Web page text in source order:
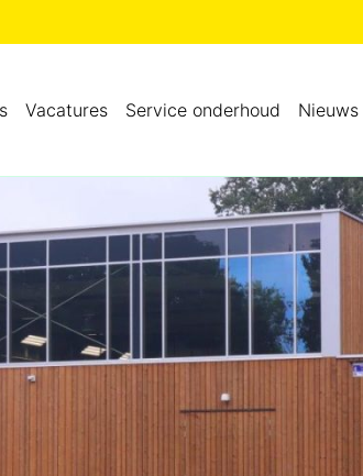
Vacatures Service onderhoud Nieuws